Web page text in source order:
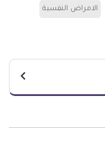
الامراض النفسية